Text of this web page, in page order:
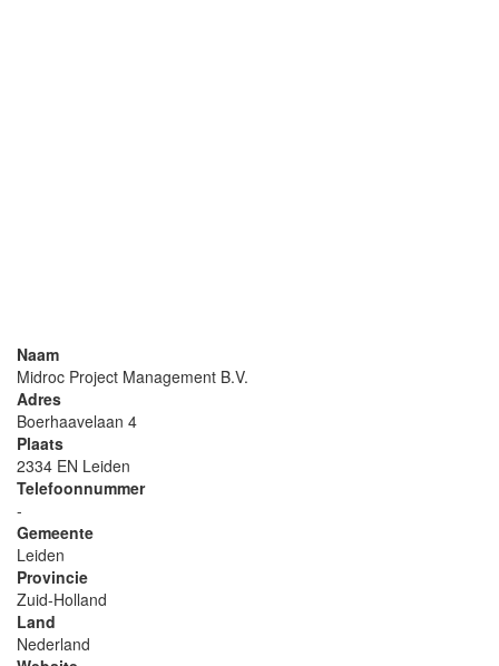
Naam
Midroc Project Management B.V.
Adres
Boerhaavelaan 4
Plaats
2334 EN Leiden
Telefoonnummer
-
Gemeente
Leiden
Provincie
Zuid-Holland
Land
Nederland